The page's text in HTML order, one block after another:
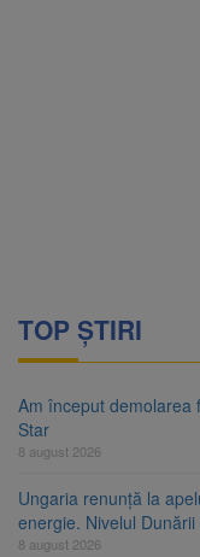
TOP ȘTIRI
Am început demolarea
Star
8 august 2026
Ungaria renunță la
energie. Nivelul
8 august 2026